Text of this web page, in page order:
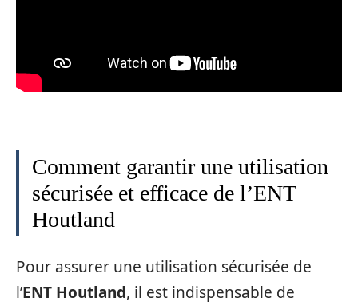
Comment garantir une utilisation
sécurisée et efficace de l’ENT
Houtland
Pour assurer une utilisation sécurisée de
l’ENT Houtland, il est indispensable de